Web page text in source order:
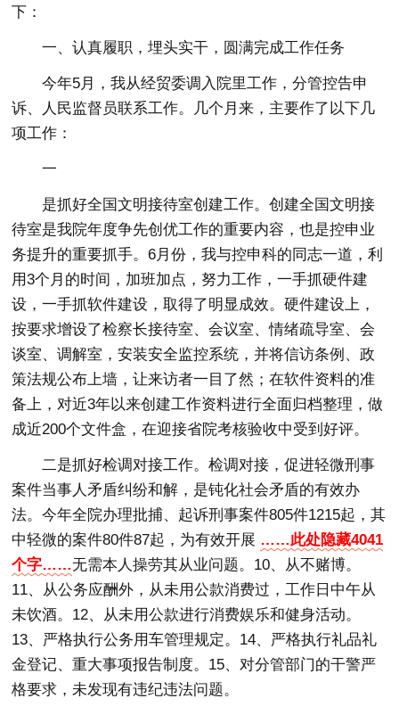
下：
一、认真履职，埋头实干，圆满完成工作任务
今年5月，我从经贸委调入院里工作，分管控告申
诉、人民监督员联系工作。几个月来，主要作了以下几
项工作：
一
是抓好全国文明接待室创建工作。创建全国文明接
待室是我院年度争先创优工作的重要内容，也是控申业
务提升的重要抓手。6月份，我与控申科的同志一道，利
用3个月的时间，加班加点，努力工作，一手抓硬件建
设，一手抓软件建设，取得了明显成效。硬件建设上，
按要求增设了检察长接待室、会议室、情绪疏导室、会
谈室、调解室，安装安全监控系统，并将信访条例、政
策法规公布上墙，让来访者一目了然；在软件资料的准
备上，对近3年以来创建工作资料进行全面归档整理，做
成近200个文件盒，在迎接省院考核验收中受到好评。
二是抓好检调对接工作。检调对接，促进轻微刑事
案件当事人矛盾纠纷和解，是钝化社会矛盾的有效办
法。今年全院办理批捕、起诉刑事案件805件1215起，其
中轻微的案件80件87起，为有效开展 ……此处隐藏4041
个字……无需本人操劳其从业问题。10、从不赌博。
11、从公务应酬外，从未用公款消费过，工作日中午从
未饮酒。12、从未用公款进行消费娱乐和健身活动。
13、严格执行公务用车管理规定。14、严格执行礼品礼
金登记、重大事项报告制度。15、对分管部门的干警严
格要求，未发现有违纪违法问题。